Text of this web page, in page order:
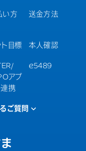
い方
送金方法
目標
本人確認
アプ
携
e5489
ご質問